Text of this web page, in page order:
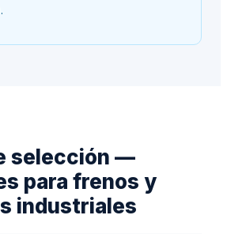
selección —
para frenos y
industriales